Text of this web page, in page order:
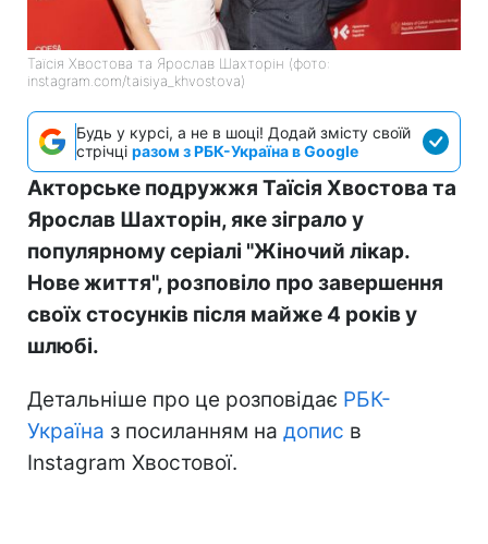
Таїсія Хвостова та Ярослав Шахторін (фото:
instagram.com/taisiya_khvostova)
Будь у курсі, а не в шоці! Додай змісту своїй
стрічці разом з РБК-Україна в Google
Акторське подружжя Таїсія Хвостова та
Ярослав Шахторін, яке зіграло у
популярному серіалі "Жіночий лікар.
Нове життя", розповіло про завершення
своїх стосунків після майже 4 років у
шлюбі.
Детальніше про це розповідає РБК-
Україна з посиланням на допис в
Instagram Хвостової.